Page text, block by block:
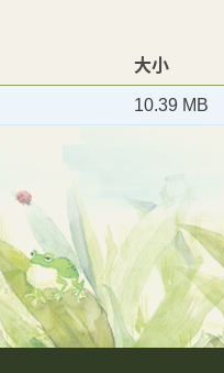
大小
10.39 MB